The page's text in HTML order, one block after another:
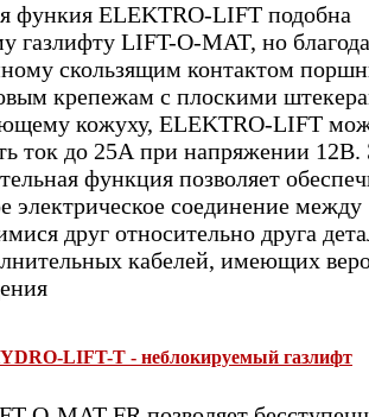
функия ELEKTRO-LIFT подобна
газлифту LIFT-O-MAT, но
скользящим контактом
крепежам с плоскими
кожуху, ELEKTRO-LIFT
ток до 25А при напряжении 12В.
функция позволяет
электрическое соединение между
друг относительно друга
кабелей, имеющих
LIFT-T - неблокируемый газлифт